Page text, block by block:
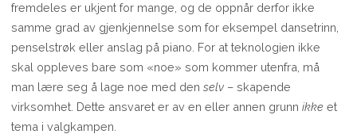
fremdeles er ukjent for mange, og de oppnår derfor ikke
samme grad av gjenkjennelse som for eksempel dansetrinn,
penselstrøk eller anslag på piano. For at teknologien ikke
skal oppleves bare som «noe» som kommer utenfra, må
man lære seg å lage noe med denselv – skapende
virksomhet. Dette ansvaret er av en eller annen grunnikke et
tema i valgkampen.